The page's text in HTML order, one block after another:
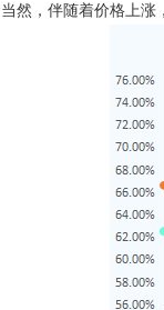
当然，伴随着价格上涨